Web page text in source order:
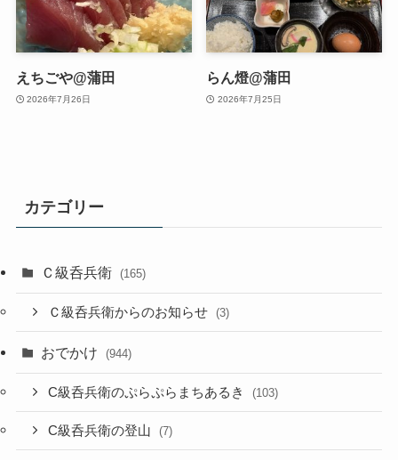
えちごや@蒲田
2026年7月26日
らん燈@蒲田
2026年7月25日
カテゴリー
Ｃ級呑兵衛 (165)
Ｃ級呑兵衛からのお知らせ (3)
おでかけ (944)
C級呑兵衛のぷらぷらまちあるき (103)
C級呑兵衛の登山 (7)